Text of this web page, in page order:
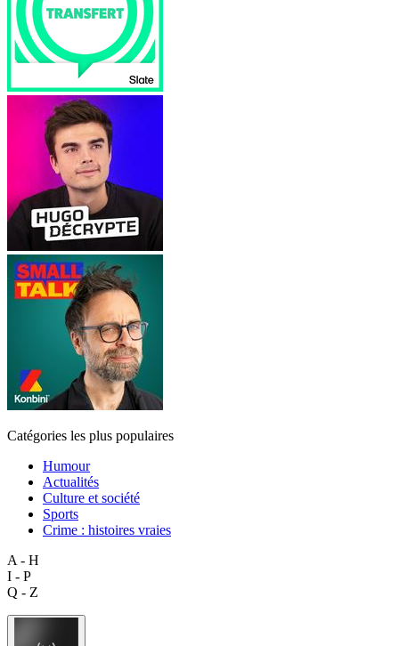
Catégories les plus populaires
Humour
Actualités
Culture et société
Sports
Crime : histoires vraies
A - H
I - P
Q - Z